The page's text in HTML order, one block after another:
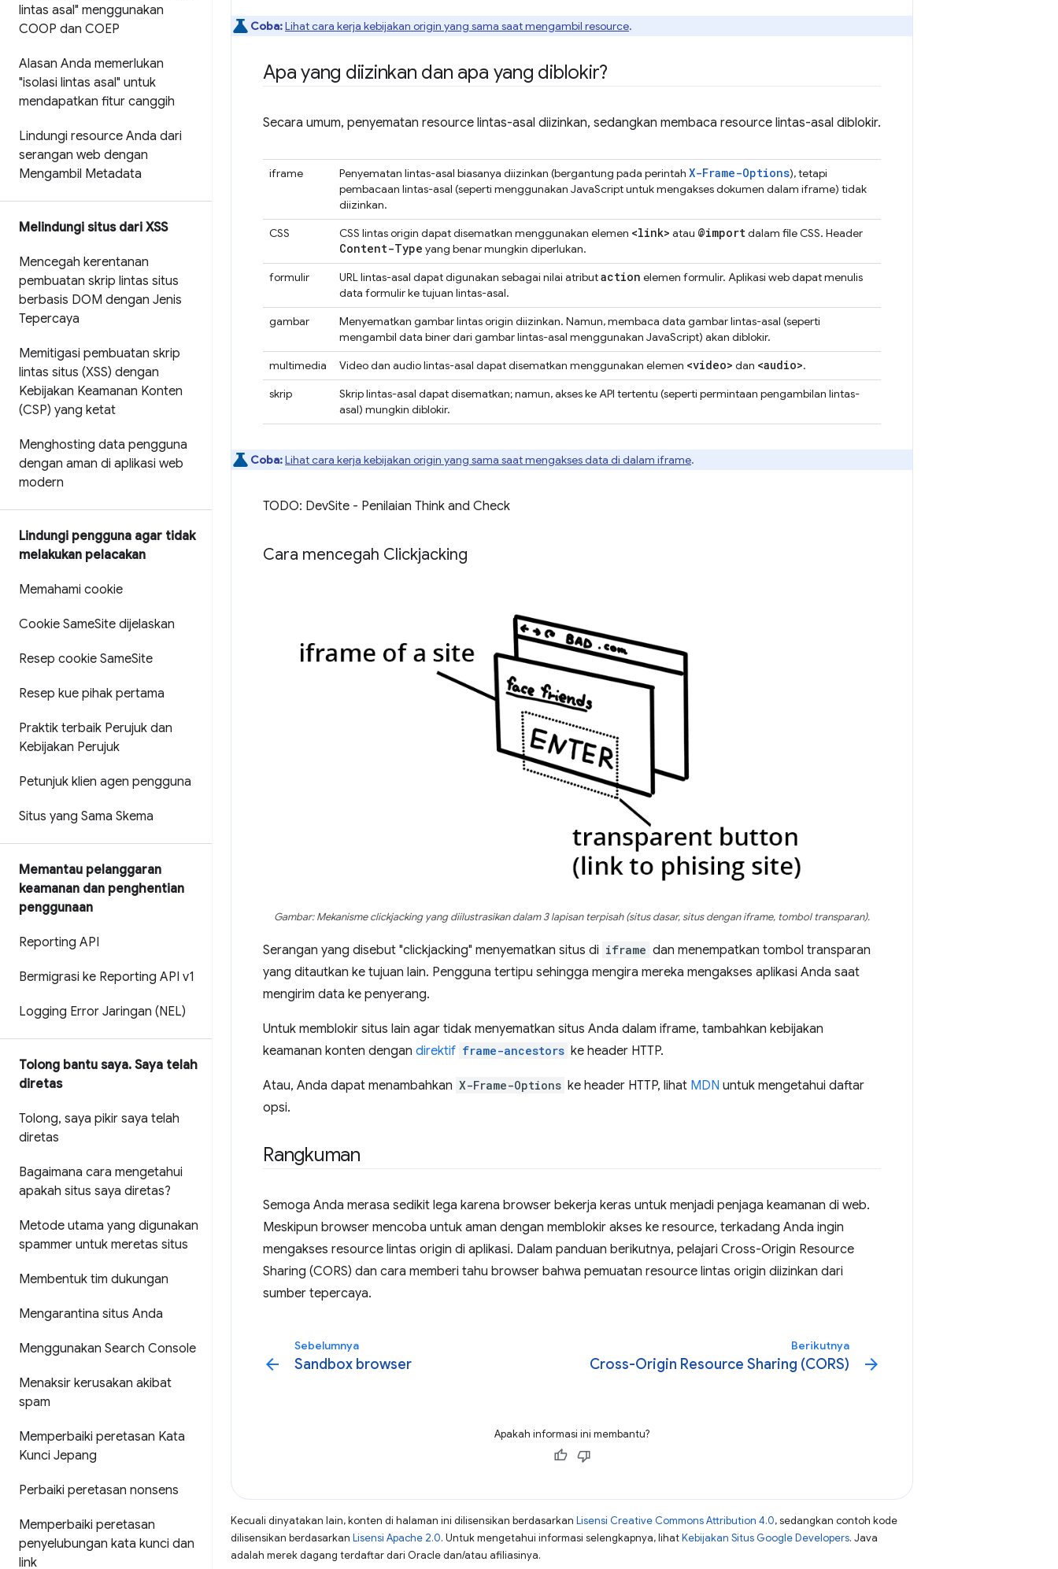
lintas asal" menggunakan
COOP dan COEP
Alasan Anda memerlukan
"isolasi lintas asal" untuk
mendapatkan fitur canggih
Lindungi resource Anda dari
serangan web dengan
Mengambil Metadata
Melindungi situs dari XSS
Mencegah kerentanan
pembuatan skrip lintas situs
berbasis DOM dengan Jenis
Tepercaya
Memitigasi pembuatan skrip
lintas situs (XSS) dengan
Kebijakan Keamanan Konten
(CSP) yang ketat
Menghosting data pengguna
dengan aman di aplikasi web
modern
Lindungi pengguna agar tidak
melakukan pelacakan
Memahami cookie
Cookie SameSite dijelaskan
Resep cookie SameSite
Resep kue pihak pertama
Praktik terbaik Perujuk dan
Kebijakan Perujuk
Petunjuk klien agen pengguna
Situs yang Sama Skema
Memantau pelanggaran
keamanan dan penghentian
penggunaan
Reporting API
Bermigrasi ke Reporting API v1
Logging Error Jaringan (NEL)
Tolong bantu saya. Saya telah
diretas
Tolong, saya pikir saya telah
diretas
Bagaimana cara mengetahui
apakah situs saya diretas?
Metode utama yang digunakan
spammer untuk meretas situs
Membentuk tim dukungan
Mengarantina situs Anda
Menggunakan Search Console
Menaksir kerusakan akibat
spam
Memperbaiki peretasan Kata
Kunci Jepang
Perbaiki peretasan nonsens
Memperbaiki peretasan
penyelubungan kata kunci dan
link
Coba:Lihat cara kerja kebijakan origin yang sama saat mengambil resource.
Apa yang diizinkan dan apa yang diblokir?
Secara umum, penyematan resource lintas-asal diizinkan, sedangkan membaca resource lintas-asal diblokir.
iframe Penyematan lintas-asal biasanya diizinkan (bergantung pada perintah X-Frame-Options), tetapi
pembacaan lintas-asal (seperti menggunakan JavaScript untuk mengakses dokumen dalam iframe) tidak
diizinkan.
CSS
CSS lintas origin dapat disematkan menggunakan elemen <link> atau @importdalam file CSS. Header
Content-Type yang benar mungkin diperlukan.
formulir
URL lintas-asal dapat digunakan sebagai nilai atributaction elemen formulir. Aplikasi web dapat menulis
data formulir ke tujuan lintas-asal.
gambar
Menyematkan gambar lintas origin diizinkan. Namun, membaca data gambar lintas-asal (seperti
mengambil data biner dari gambar lintas-asal menggunakan JavaScript) akan diblokir.
multimedia
Video dan audio lintas-asal dapat disematkan menggunakan elemen <video> dan <audio>.
skrip
Skrip lintas-asal dapat disematkan; namun, akses ke API tertentu (seperti permintaan pengambilan lintas-
asal) mungkin diblokir.
Coba:Lihat cara kerja kebijakan origin yang sama saat mengakses data di dalam iframe.
TODO: DevSite - Penilaian Think and Check
Cara mencegah Clickjacking
Gambar: Mekanisme clickjacking yang diilustrasikan dalam 3 lapisan terpisah (situs dasar, situs dengan iframe, tombol transparan).
Serangan yang disebut "clickjacking" menyematkan situs di iframe dan menempatkan tombol transparan
yang ditautkan ke tujuan lain. Pengguna tertipu sehingga mengira mereka mengakses aplikasi Anda saat
mengirim data ke penyerang.
Untuk memblokir situs lain agar tidak menyematkan situs Anda dalam iframe, tambahkan kebijakan
keamanan konten dengan direktif frame-ancestors ke header HTTP.
Atau, Anda dapat menambahkan X-Frame-Options ke header HTTP, lihat MDN untuk mengetahui daftar
opsi.
Rangkuman
Semoga Anda merasa sedikit lega karena browser bekerja keras untuk menjadi penjaga keamanan di web.
Meskipun browser mencoba untuk aman dengan memblokir akses ke resource, terkadang Anda ingin
mengakses resource lintas origin di aplikasi. Dalam panduan berikutnya, pelajari Cross-Origin Resource
Sharing (CORS) dan cara memberi tahu browser bahwa pemuatan resource lintas origin diizinkan dari
sumber tepercaya.
Sebelumnya
arrow_back Sandbox browser
Berikutnya
Cross-Origin Resource Sharing (CORS) arrow_forward
Apakah informasi ini membantu?
Kecuali dinyatakan lain, konten di halaman ini dilisensikan berdasarkan Lisensi Creative Commons Attribution 4.0, sedangkan contoh kode
dilisensikan berdasarkan Lisensi Apache 2.0. Untuk mengetahui informasi selengkapnya, lihatKebijakan Situs Google Developers. Java
adalah merek dagang terdaftar dari Oracle dan/atau afiliasinya.